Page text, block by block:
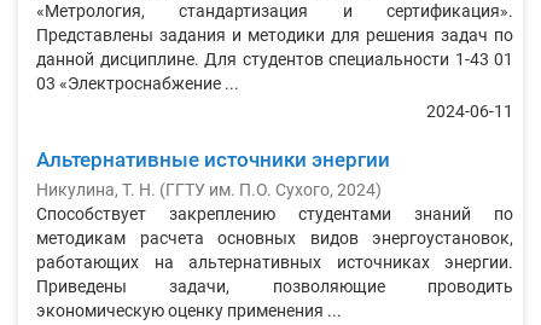
«Метрология, стандартизация и сертификация».
Представлены задания и методики для решения задач по
данной дисциплине. Для студентов специальности 1-43 01
03 «Электроснабжение ...
2024-06-11
Альтернативные источники энергии
Никулина, Т. Н. (ГГТУ им. П.О. Сухого, 2024)
Способствует закреплению студентами знаний по
методикам расчета основных видов энергоустановок,
работающих на альтернативных источниках энергии.
Приведены задачи, позволяющие проводить
экономическую оценку применения ...